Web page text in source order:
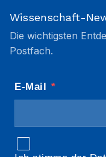
Wissenschaft-
Die wichtigsten
Postfach.